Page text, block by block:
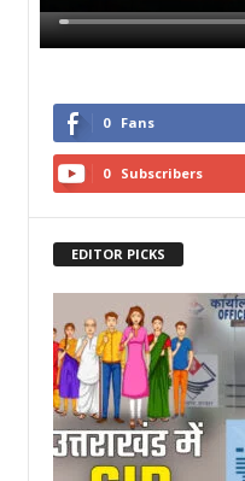
0 Fans
0 Subscribers
EDITOR PICKS